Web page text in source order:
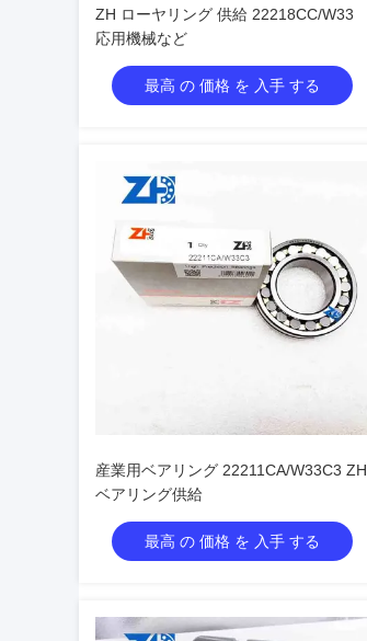
ZH ローヤリング 供給 22218CC/W33
応用機械など
最高 の 価格 を 入手 する
産業用ベアリング 22211CA/W33C3 ZH
ベアリング供給
最高 の 価格 を 入手 する